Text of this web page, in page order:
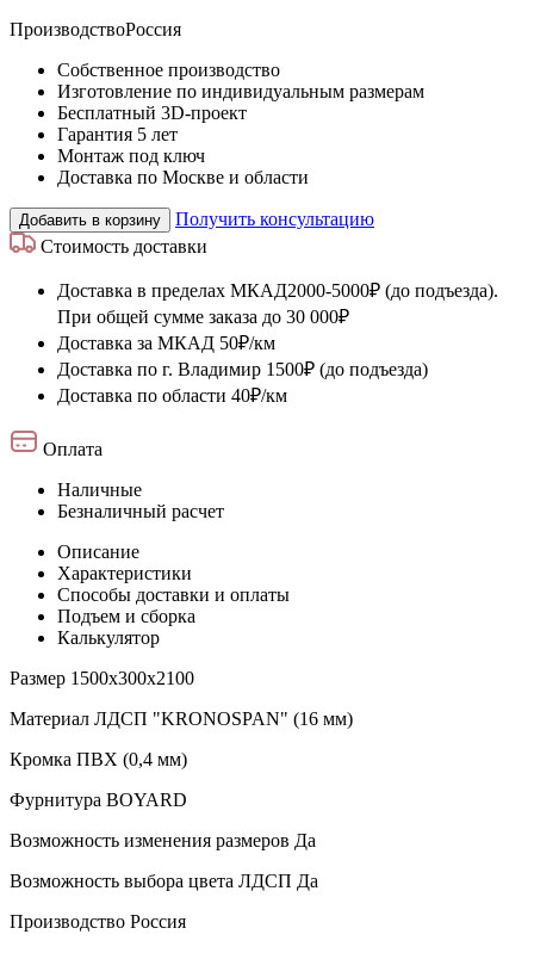
ПроизводствоРоссия
Собственное производство
Изготовление по индивидуальным размерам
Бесплатный 3D-проект
Гарантия 5 лет
Монтаж под ключ
Доставка по Москве и области
Добавить в корзину
Получить консультацию
Стоимость доставки
Доставка в пределах МКАД2000-5000₽ (до подъезда).
При общей сумме заказа до 30 000₽
Доставка за МКАД 50₽/км
Доставка по г. Владимир 1500₽ (до подъезда)
Доставка по области 40₽/км
Оплата
Наличные
Безналичный расчет
Описание
Характеристики
Способы доставки и оплаты
Подъем и сборка
Калькулятор
Размер 1500х300х2100
Материал ЛДСП "KRONOSPAN" (16 мм)
Кромка ПВХ (0,4 мм)
Фурнитура BOYARD
Возможность изменения размеров Да
Возможность выбора цвета ЛДСП Да
Производство Россия